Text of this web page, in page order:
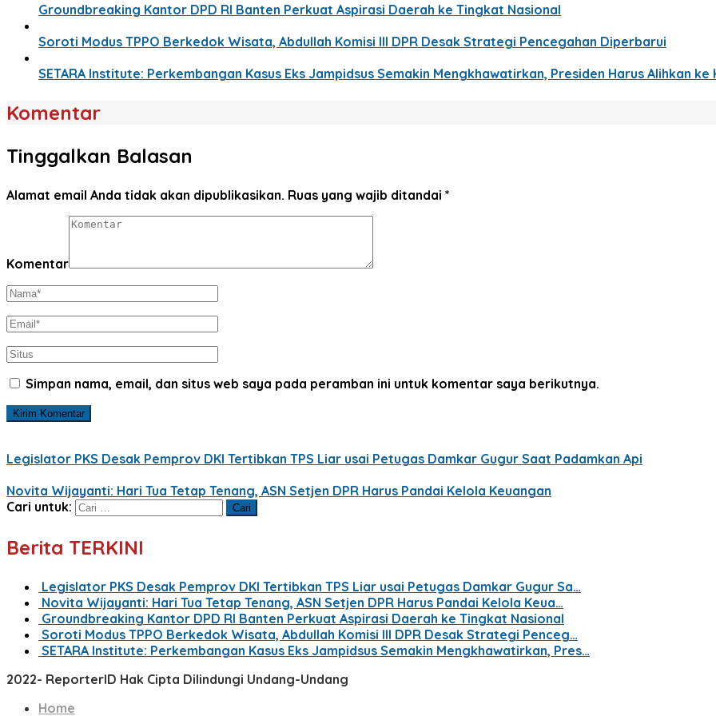
Groundbreaking Kantor DPD RI Banten Perkuat Aspirasi Daerah ke Tingkat Nasional
Soroti Modus TPPO Berkedok Wisata, Abdullah Komisi III DPR Desak Strategi Pencegahan Diperbarui
SETARA Institute: Perkembangan Kasus Eks Jampidsus Semakin Mengkhawatirkan, Presiden Harus Alihkan ke
Komentar
Tinggalkan Balasan
Alamat email Anda tidak akan dipublikasikan. Ruas yang wajib ditandai *
Komentar
Simpan nama, email, dan situs web saya pada peramban ini untuk komentar saya berikutnya.
Legislator PKS Desak Pemprov DKI Tertibkan TPS Liar usai Petugas Damkar Gugur Saat Padamkan Api
Novita Wijayanti: Hari Tua Tetap Tenang, ASN Setjen DPR Harus Pandai Kelola Keuangan
Cari untuk:
Berita TERKINI
Legislator PKS Desak Pemprov DKI Tertibkan TPS Liar usai Petugas Damkar Gugur Sa…
Novita Wijayanti: Hari Tua Tetap Tenang, ASN Setjen DPR Harus Pandai Kelola Keua…
Groundbreaking Kantor DPD RI Banten Perkuat Aspirasi Daerah ke Tingkat Nasional
Soroti Modus TPPO Berkedok Wisata, Abdullah Komisi III DPR Desak Strategi Penceg…
SETARA Institute: Perkembangan Kasus Eks Jampidsus Semakin Mengkhawatirkan, Pres…
2022- ReporterID Hak Cipta Dilindungi Undang-Undang
Home